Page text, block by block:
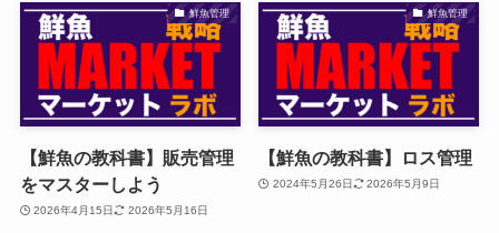
鮮魚管理
【鮮魚の教科書】販売管理
をマスターしよう
2026年4月15日 2026年5月16日
鮮魚管理
【鮮魚の教科書】ロス管理
2024年5月26日 2026年5月9日